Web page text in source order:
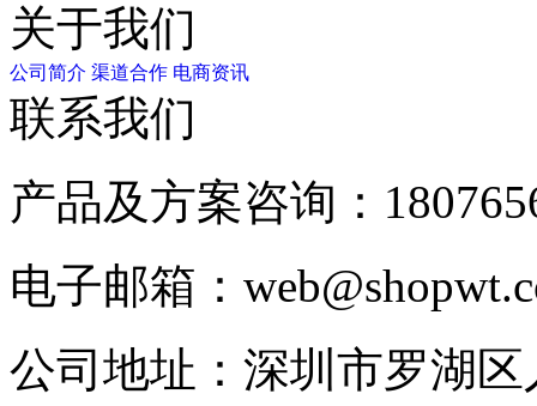
关于我们
公司简介 渠道合作 电商资讯
联系我们
产品及方案咨询：
电子邮箱：
公司地址： 深圳市罗湖